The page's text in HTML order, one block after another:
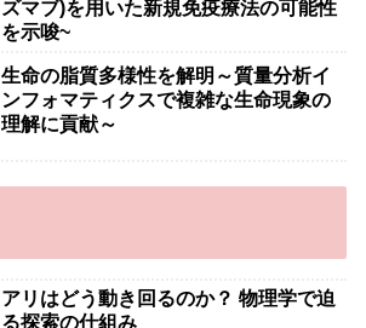
ズマブ)を用いた新規免疫療法の可能性
を示唆~
生命の脂質多様性を解明～質量分析イ
ンフォマティクスで複雑な生命現象の
理解に貢献～
アリはどう動き回るのか？ 物理学で迫
る探索の仕組み